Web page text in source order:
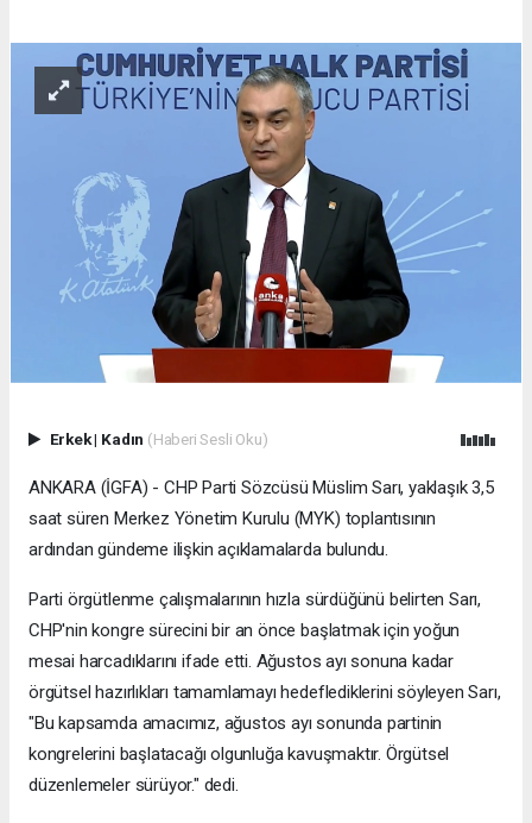
Erkek| Kadın (Haberi Sesli Oku)
ANKARA (İGFA) - CHP Parti Sözcüsü Müslim Sarı, yaklaşık 3,5
saat süren Merkez Yönetim Kurulu (MYK) toplantısının
ardından gündeme ilişkin açıklamalarda bulundu.
Parti örgütlenme çalışmalarının hızla sürdüğünü belirten Sarı,
CHP'nin kongre sürecini bir an önce başlatmak için yoğun
mesai harcadıklarını ifade etti. Ağustos ayı sonuna kadar
örgütsel hazırlıkları tamamlamayı hedeflediklerini söyleyen Sarı,
"Bu kapsamda amacımız, ağustos ayı sonunda partinin
kongrelerini başlatacağı olgunluğa kavuşmaktır. Örgütsel
düzenlemeler sürüyor." dedi.